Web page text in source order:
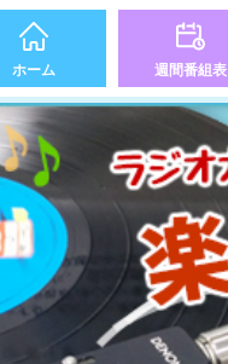
ホーム 週間番組表